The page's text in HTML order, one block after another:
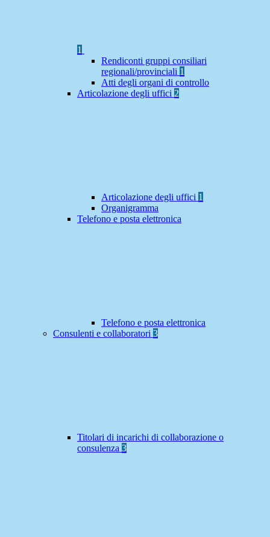
1
Rendiconti gruppi consiliari
regionali/provinciali 1
Atti degli organi di controllo
Articolazione degli uffici 2
Articolazione degli uffici 1
Organigramma
Telefono e posta elettronica
Telefono e posta elettronica
Consulenti e collaboratori 3
Titolari di incarichi di collaborazione o
consulenza 3